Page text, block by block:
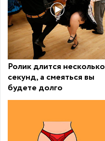
Ролик длится несколько
секунд, а смеяться вы
будете долго